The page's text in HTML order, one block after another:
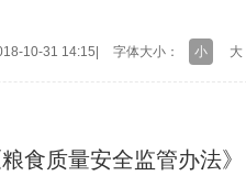
10-31 14:15 字体大小： 小 大
食质量安全监管办法